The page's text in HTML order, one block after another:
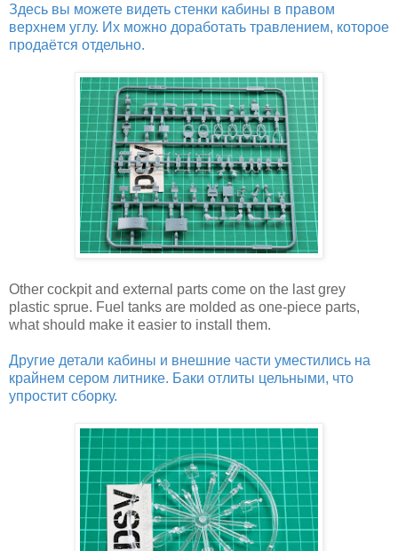
Здесь вы можете видеть стенки кабины в правом
верхнем углу. Их можно доработать травлением, которое
продаётся отдельно.
Other cockpit and external parts come on the last grey
plastic sprue. Fuel tanks are molded as one-piece parts,
what should make it easier to install them.
Другие детали кабины и внешние части уместились на
крайнем сером литнике. Баки отлиты цельными, что
упростит сборку.